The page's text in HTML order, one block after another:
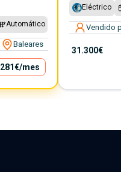
Automático
Baleares
281€/mes
Eléctrico
Vendido
31.300€